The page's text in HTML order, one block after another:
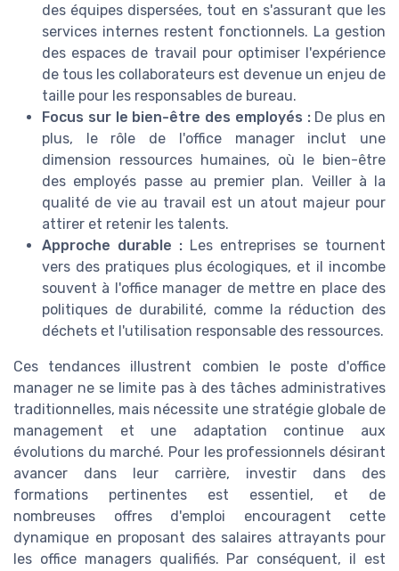
des équipes dispersées, tout en s'assurant que les
services internes restent fonctionnels. La gestion
des espaces de travail pour optimiser l'expérience
de tous les collaborateurs est devenue un enjeu de
taille pour les responsables de bureau.
Focus sur le bien-être des employés :De plus en
plus, le rôle de l'office manager inclut une
dimension ressources humaines, où le bien-être
des employés passe au premier plan. Veiller à la
qualité de vie au travail est un atout majeur pour
attirer et retenir les talents.
Approche durable : Les entreprises se tournent
vers des pratiques plus écologiques, et il incombe
souvent à l'office manager de mettre en place des
politiques de durabilité, comme la réduction des
déchets et l'utilisation responsable des ressources.
Ces tendances illustrent combien le poste d'office
manager ne se limite pas à des tâches administratives
traditionnelles, mais nécessite une stratégie globale de
management et une adaptation continue aux
évolutions du marché. Pour les professionnels désirant
avancer dans leur carrière, investir dans des
formations pertinentes est essentiel, et de
nombreuses offres d'emploi encouragent cette
dynamique en proposant des salaires attrayants pour
les office managers qualifiés. Par conséquent, il est